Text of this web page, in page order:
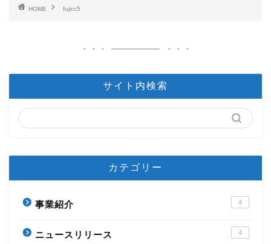
HOME fujicc5
サイト内検索
カテゴリー
事業紹介 4
ニュースリリース 4